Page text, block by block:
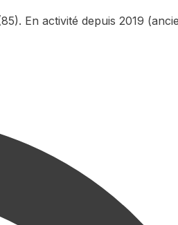
En activité depuis 2019